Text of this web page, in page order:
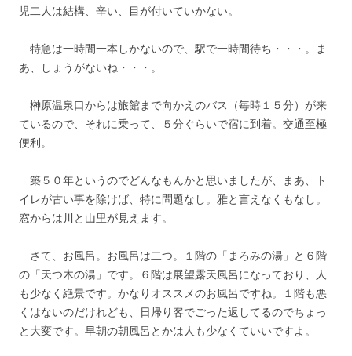
児二人は結構、辛い、目が付いていかない。
特急は一時間一本しかないので、駅で一時間待ち・・・。ま
あ、しょうがないね・・・。
榊原温泉口からは旅館まで向かえのバス（毎時１５分）が来
ているので、それに乗って、５分ぐらいで宿に到着。交通至極
便利。
築５０年というのでどんなもんかと思いましたが、まあ、ト
イレが古い事を除けば、特に問題なし。雅と言えなくもなし。
窓からは川と山里が見えます。
さて、お風呂。お風呂は二つ。１階の「まろみの湯」と６階
の「天つ木の湯」です。６階は展望露天風呂になっており、人
も少なく絶景です。かなりオススメのお風呂ですね。１階も悪
くはないのだけれども、日帰り客でごった返してるのでちょっ
と大変です。早朝の朝風呂とかは人も少なくていいですよ。